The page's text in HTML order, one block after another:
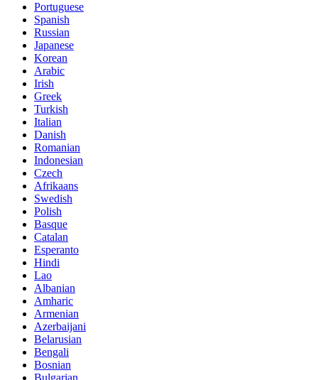
Portuguese
Spanish
Russian
Japanese
Korean
Arabic
Irish
Greek
Turkish
Italian
Danish
Romanian
Indonesian
Czech
Afrikaans
Swedish
Polish
Basque
Catalan
Esperanto
Hindi
Lao
Albanian
Amharic
Armenian
Azerbaijani
Belarusian
Bengali
Bosnian
Bulgarian